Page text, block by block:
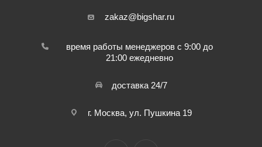
zakaz@bigshar.ru
время работы менеджеров с 9:00 до
21:00 ежедневно
доставка 24/7
г. Москва, ул. Пушкина 19